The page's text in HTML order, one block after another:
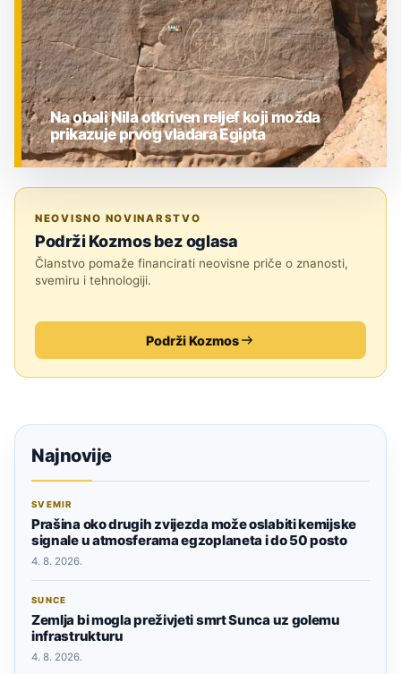
Na obali Nila otkriven reljef koji možda
prikazuje prvog vladara Egipta
NEOVISNO NOVINARSTVO
Podrži Kozmos bez oglasa
Članstvo pomaže financirati neovisne priče o znanosti,
svemiru i tehnologiji.
Podrži Kozmos
Najnovije
SVEMIR
Prašina oko drugih zvijezda može oslabiti kemijske
signale u atmosferama egzoplaneta i do 50 posto
4. 8. 2026.
SUNCE
Zemlja bi mogla preživjeti smrt Sunca uz golemu
infrastrukturu
4. 8. 2026.